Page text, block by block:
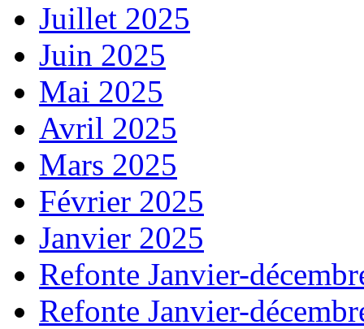
Juillet 2025
Juin 2025
Mai 2025
Avril 2025
Mars 2025
Février 2025
Janvier 2025
Refonte Janvier-
Refonte Janvier-